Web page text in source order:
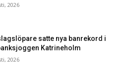
2026
satte nya banrekord i
Katrineholm
2026